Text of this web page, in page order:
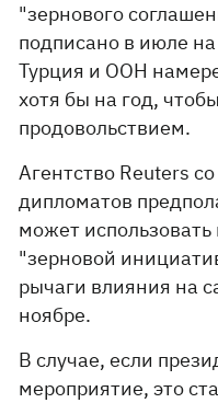
"зернового
подписано в июле
Турция и ООН
хотя бы на год,
продовольствием.
Агентство Reuters
дипломатов
может
"зерновой
рычаги влияния на
ноябре.
В случае, если
мероприятие, это